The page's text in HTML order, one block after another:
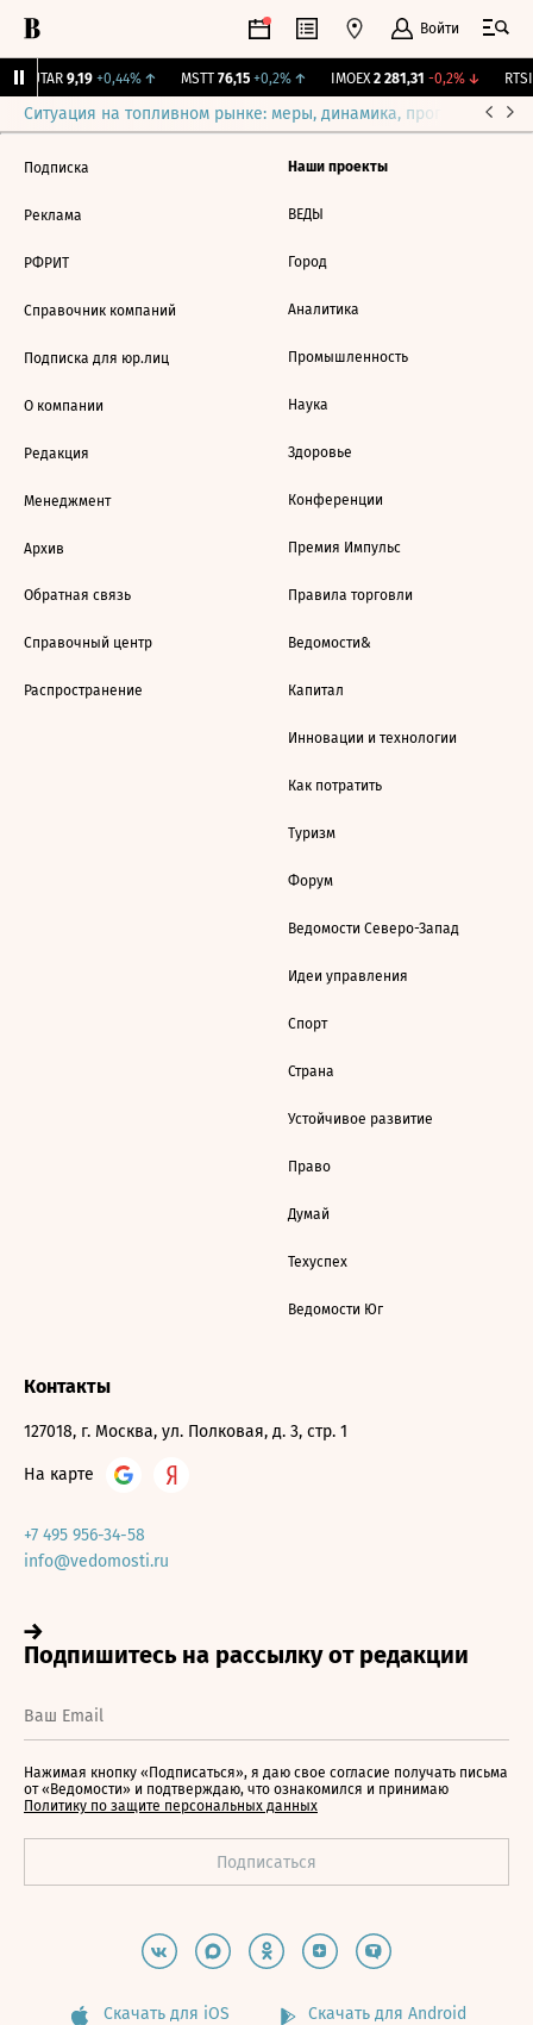
Войти
UTAR 9,19 +0,44%↑ MSTT 76,15 +0,2%↑ IMOEX 2 281,31 -0,2%↓ RTSI
Ситуация на топливном рынке: меры, динамика, прогнозы
Подписка
Реклама
РФРИТ
Справочник компаний
Подписка для юр.лиц
О компании
Редакция
Менеджмент
Архив
Обратная связь
Справочный центр
Распространение
Наши проекты
ВЕДЫ
Город
Аналитика
Промышленность
Наука
Здоровье
Конференции
Премия Импульс
Правила торговли
Ведомости&
Капитал
Инновации и технологии
Как потратить
Туризм
Форум
Ведомости Северо-Запад
Идеи управления
Спорт
Страна
Устойчивое развитие
Право
Думай
Техуспех
Ведомости Юг
Контакты
127018, г. Москва, ул. Полковая, д. 3, стр. 1
На карте
+7 495 956-34-58
info@vedomosti.ru
Нажимая кнопку «Подписаться», я даю свое согласие получать письма
от «Ведомости» и подтверждаю, что ознакомился и принимаю
Политику по защите персональных данных
Скачать для iOS Скачать для Android